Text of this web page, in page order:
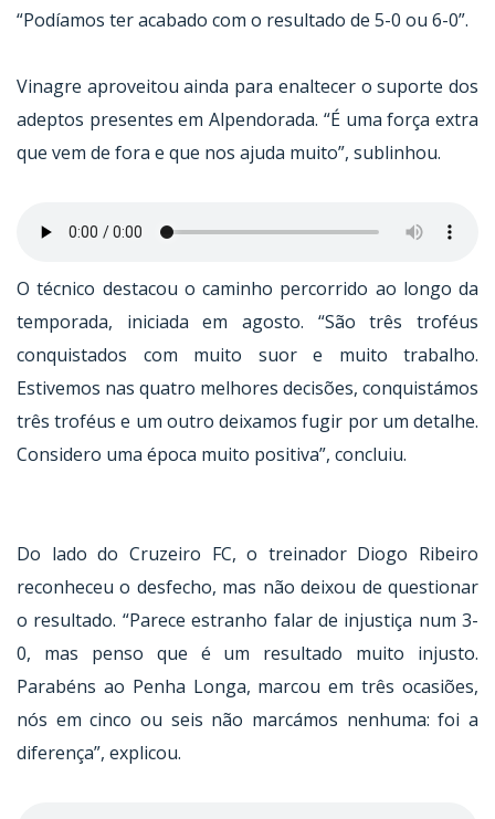
“Podíamos ter acabado com o resultado de 5-0 ou 6-0”.
Vinagre aproveitou ainda para enaltecer o suporte dos
adeptos presentes em Alpendorada. “É uma força extra
que vem de fora e que nos ajuda muito”, sublinhou.
O técnico destacou o caminho percorrido ao longo da
temporada, iniciada em agosto. “São três troféus
conquistados com muito suor e muito trabalho.
Estivemos nas quatro melhores decisões, conquistámos
três troféus e um outro deixamos fugir por um detalhe.
Considero uma época muito positiva”, concluiu.
Do lado do Cruzeiro FC, o treinador Diogo Ribeiro
reconheceu o desfecho, mas não deixou de questionar
o resultado. “Parece estranho falar de injustiça num 3-
0, mas penso que é um resultado muito injusto.
Parabéns ao Penha Longa, marcou em três ocasiões,
nós em cinco ou seis não marcámos nenhuma: foi a
diferença”, explicou.